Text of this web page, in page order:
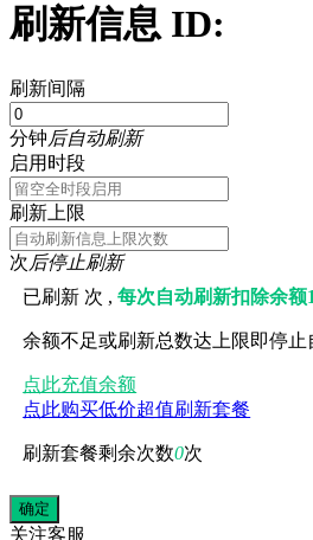
刷新信息 ID:
刷新间隔
分钟后自动刷新
启用时段
刷新上限
次后停止刷新
已刷新 次 ,每次自动刷新扣除余额
余额不足或刷新总数达上限即停止
点此充值余额
点此购买低价超值刷新套餐
刷新套餐剩余次数0次
关注客服